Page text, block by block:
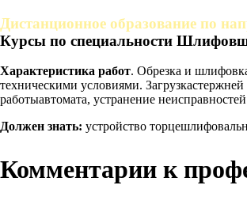
Дистанционное образование по
Курсы по специальности
Характеристика работ. Обрезка и
техническими условиями.
работыавтомата, устранение
Должен знать: устройство
Комментарии к